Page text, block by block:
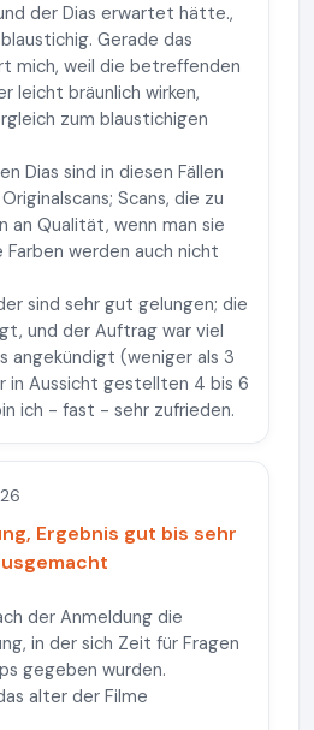
der Dias erwartet hätte.,
Gerade das
mich, weil die betreffenden
leicht bräunlich wirken,
zum blaustichigen
Dias sind in diesen Fällen
Scans, die zu
an Qualität, wenn man sie
werden auch nicht
sind sehr gut gelungen; die
und der Auftrag war viel
angekündigt (weniger als 3
in Aussicht gestellten 4 bis 6
ich - fast - sehr zufrieden.
Ergebnis gut bis sehr
der Anmeldung die
in der sich Zeit für Fragen
gegeben wurden.
alter der Filme